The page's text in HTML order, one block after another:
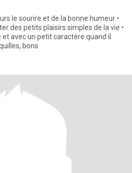
le sourire et de la bonne humeur •
des petits plaisirs simples de la vie •
avec un petit caractère quand il
bons